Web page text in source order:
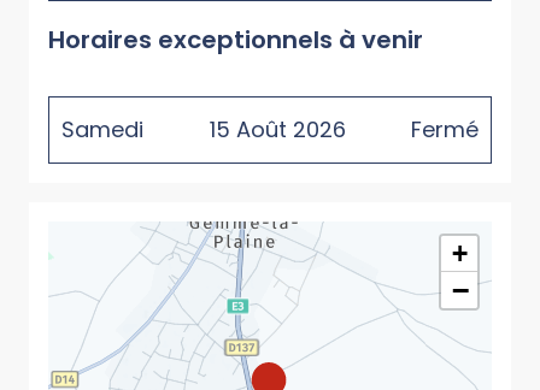
Horaires exceptionnels à venir
Samedi 15 Août 2026 Fermé
+
−